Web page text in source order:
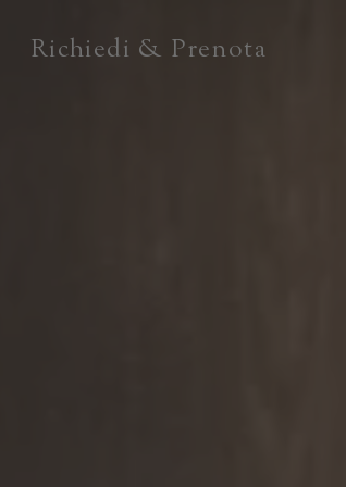
Richiedi & Prenota